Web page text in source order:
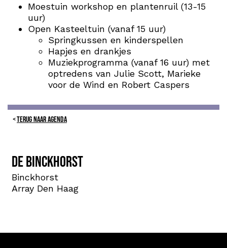
Moestuin workshop en plantenruil (13-15
uur)
Open Kasteeltuin (vanaf 15 uur)
Springkussen en kinderspellen
Hapjes en drankjes
Muziekprogramma (vanaf 16 uur) met
optredens van Julie Scott, Marieke
voor de Wind en Robert Caspers
TERUG NAAR AGENDA
De Binckhorst
Binckhorst
Array Den Haag